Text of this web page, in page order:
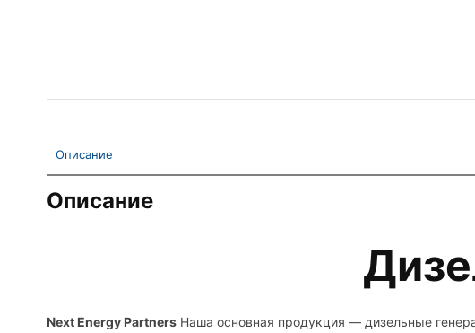
Описание
Описание
Next Energy Partners Наша основная продукция — дизельные